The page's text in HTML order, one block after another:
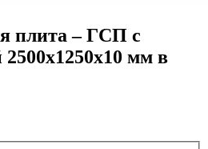
плита – ГСП с
мм в